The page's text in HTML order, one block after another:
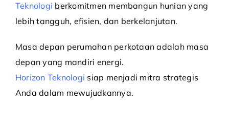
Teknologi berkomitmen membangun hunian yang
lebih tangguh, efisien, dan berkelanjutan.
Masa depan perumahan perkotaan adalah masa
depan yang mandiri energi.
Horizon Teknologi siap menjadi mitra strategis
Anda dalam mewujudkannya.